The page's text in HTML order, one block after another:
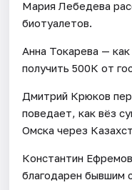
Мария Лебедева
биотуалетов.
Анна Токарева —
получить 500К от
Дмитрий Крюков
поведает, как вёз
Омска через
Константин
благодарен бывшим